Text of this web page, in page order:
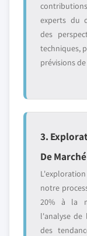
experts du
des
techniques,
prévisions
3.
De Marché
notre
20% à la
l'analyse de
des